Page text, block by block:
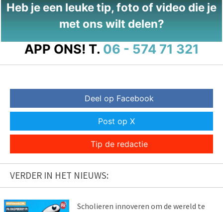
Heb je een leuke tip, foto of video die je
met ons wilt delen?
APP ONS! T. 06 - 574 71 321
Deel op Facebook
Post op X
Tip de redactie
VERDER IN HET NIEUWS:
Scholieren innoveren om de wereld te